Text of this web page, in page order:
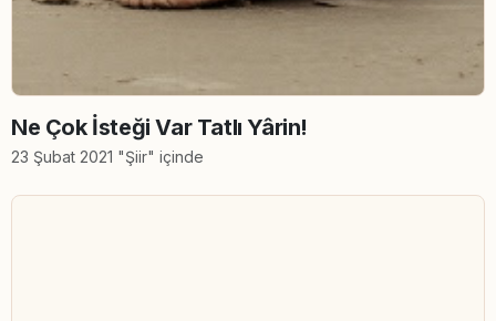
Ne Çok İsteği Var Tatlı Yârin!
23 Şubat 2021 "Şiir" içinde